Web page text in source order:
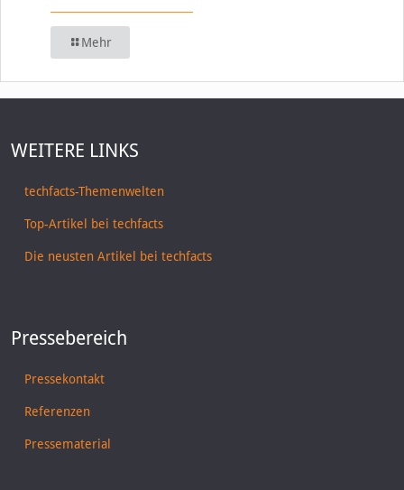
Mehr
WEITERE LINKS
techfacts-Themenwelten
Top-Artikel bei techfacts
Die neusten Artikel bei techfacts
Pressebereich
Pressekontakt
Referenzen
Pressematerial